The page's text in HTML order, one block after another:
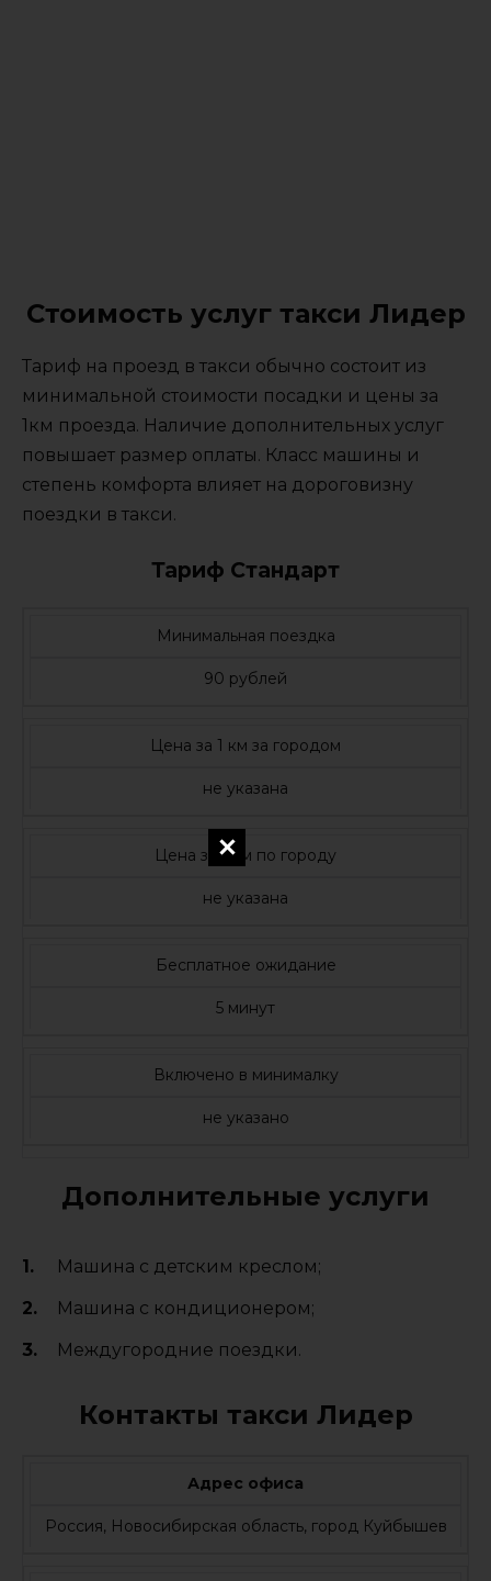
Стоимость услуг такси Лидер
Тариф на проезд в такси обычно состоит из
минимальной стоимости посадки и цены за
1км проезда. Наличие дополнительных услуг
повышает размер оплаты. Класс машины и
степень комфорта влияет на дороговизну
поездки в такси.
Тариф Стандарт
Минимальная поездка
90 рублей
Цена за 1 км за городом
не указана
Цена за 1 км по городу
не указана
Бесплатное ожидание
5 минут
Включено в минималку
не указано
Дополнительные услуги
Машина с детским креслом;
Машина с кондиционером;
Междугородние поездки.
Контакты такси Лидер
Адрес офиса
Россия, Новосибирская область, город Куйбышев